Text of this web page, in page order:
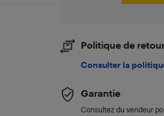
Politique de
Consulter la
Garantie
Consultez du vendeur